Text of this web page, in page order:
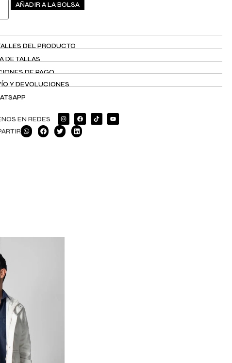
AÑADIR A LA BOLSA
DEL PRODUCTO
DE TALLAS
DE PAGO
Y DEVOLUCIONES
EN REDES